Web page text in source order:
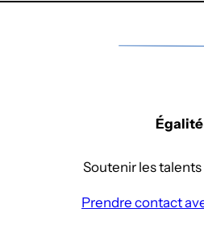
Soutenir les
Prendre contact